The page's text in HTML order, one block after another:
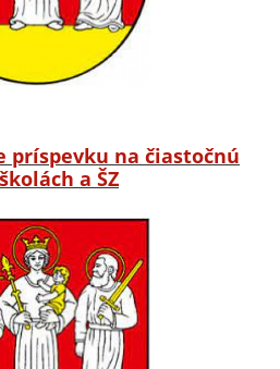
príspevku na čiastočnú
a ŠZ